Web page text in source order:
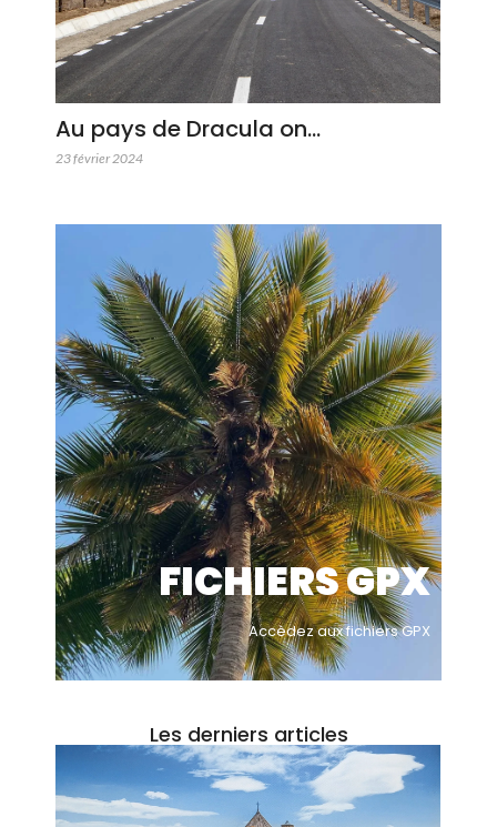
Au pays de Dracula on…
23 février 2024
FICHIERS GPX
Accèdez aux fichiers GPX
Les derniers articles